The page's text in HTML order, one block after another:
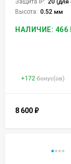
Высота: 0.52 мм
НАЛИЧИЕ: 466
+172 бонус(ов)
8 600 ₽